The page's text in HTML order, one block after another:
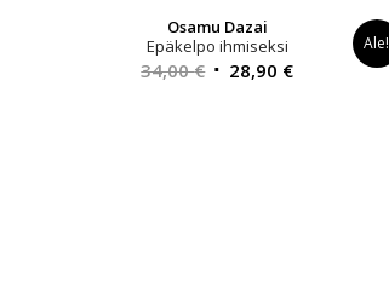
Osamu Dazai
Epäkelpo ihmiseksi
34,00€ Alkuperäinen
28,90 €Nykyinen
Ale!